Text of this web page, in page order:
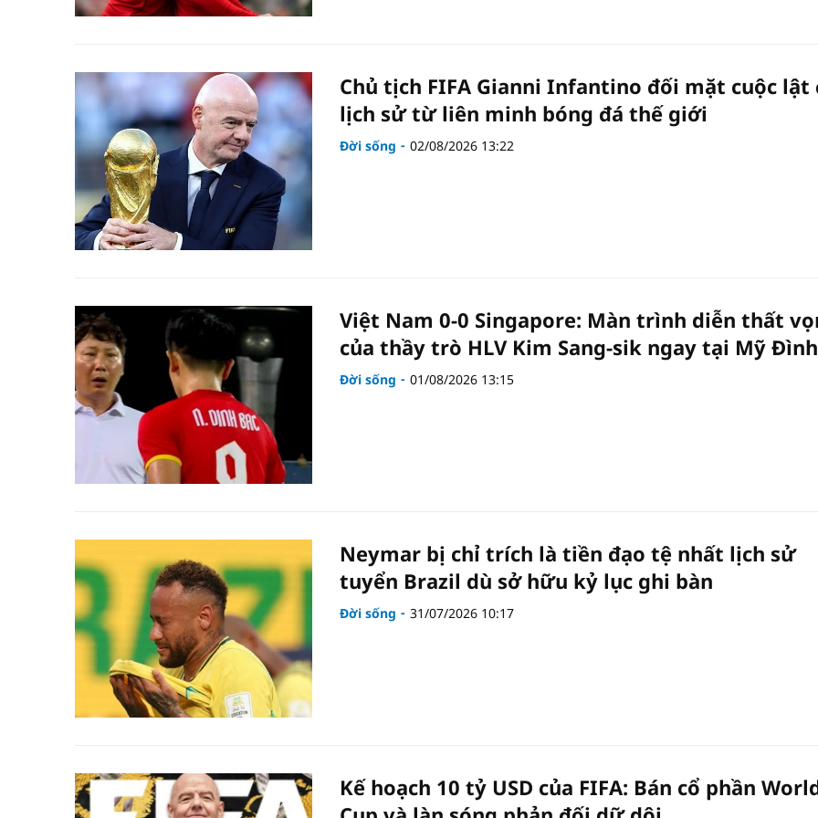
Chủ tịch FIFA Gianni Infantino đối mặt cuộc lật
lịch sử từ liên minh bóng đá thế giới
Đời sống 02/08/2026 13:22
Việt Nam 0-0 Singapore: Màn trình diễn thất
của thầy trò HLV Kim Sang-sik ngay tại Mỹ Đình
Đời sống 01/08/2026 13:15
Neymar bị chỉ trích là tiền đạo tệ nhất lịch sử
tuyển Brazil dù sở hữu kỷ lục ghi bàn
Đời sống 31/07/2026 10:17
Kế hoạch 10 tỷ USD của FIFA: Bán cổ phần